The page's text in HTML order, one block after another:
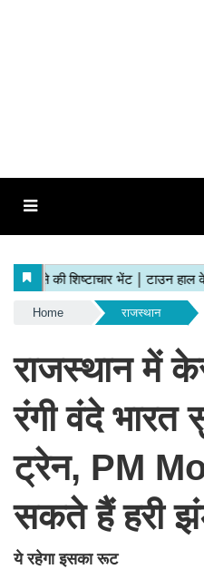
Home राजस्थान
राजस्थान में
रंगी वंदे भारत
ट्रेन, PM
सकते हैं हरी
ये रहेगा इसका रूट